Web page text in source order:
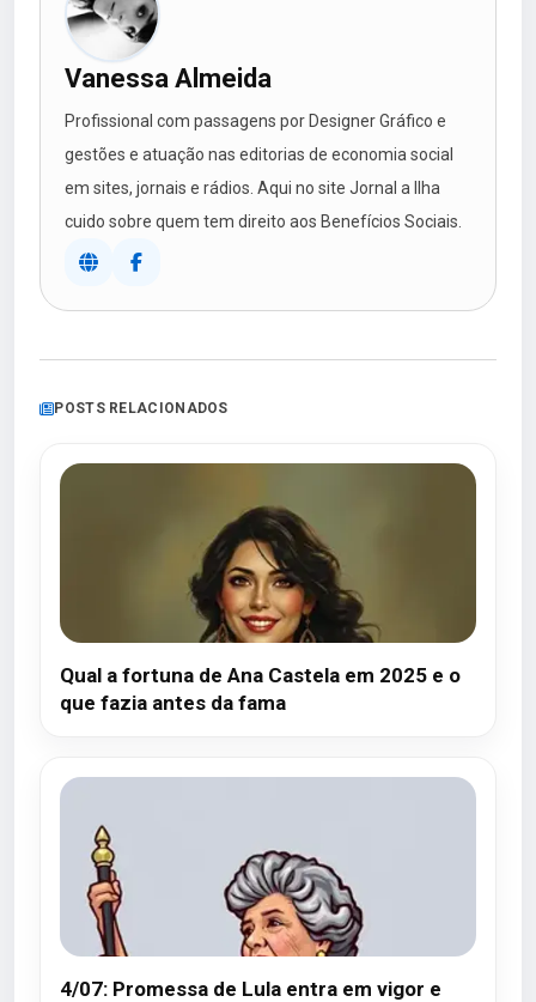
Vanessa Almeida
Profissional com passagens por Designer Gráfico e
gestões e atuação nas editorias de economia social
em sites, jornais e rádios. Aqui no site Jornal a Ilha
cuido sobre quem tem direito aos Benefícios Sociais.
POSTS RELACIONADOS
Qual a fortuna de Ana Castela em 2025 e o
que fazia antes da fama
4/07: Promessa de Lula entra em vigor e